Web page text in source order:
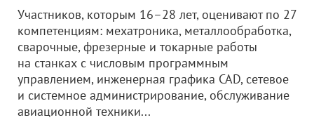
Участников, которым 16–28 лет, оценивают по 27
компетенциям: мехатроника, металлообработка,
сварочные, фрезерные и токарные работы
на станках с числовым программным
управлением, инженерная графика CAD, сетевое
и системное администрирование, обслуживание
авиационной техники...